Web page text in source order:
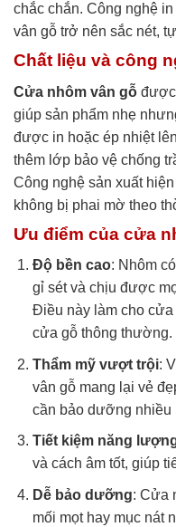
chắc chắn. Công nghệ
vân gỗ trở nên sắc nét,
Chất liệu và công
Cửa nhôm vân gỗ được
giúp sản phẩm nhẹ
được in hoặc ép nhiệt
thêm lớp bảo vệ chống
Công nghệ sản xuất
không bị phai mờ theo
Ưu điểm của cửa
Độ bền cao: Nhôm
gỉ sét và chịu được
Điều này làm cho
cửa gỗ thông thường.
Thẩm mỹ vượt trội:
vân gỗ mang lại vẻ
cần bảo dưỡng nhiều
Tiết kiệm năng
và cách âm tốt, giúp
Dễ bảo dưỡng: Cửa
mối mọt hay mục nát